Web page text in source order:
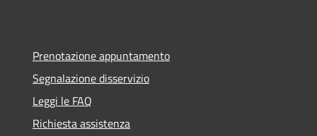
Prenotazione appuntamento
Segnalazione disservizio
Leggi le FAQ
Richiesta assistenza